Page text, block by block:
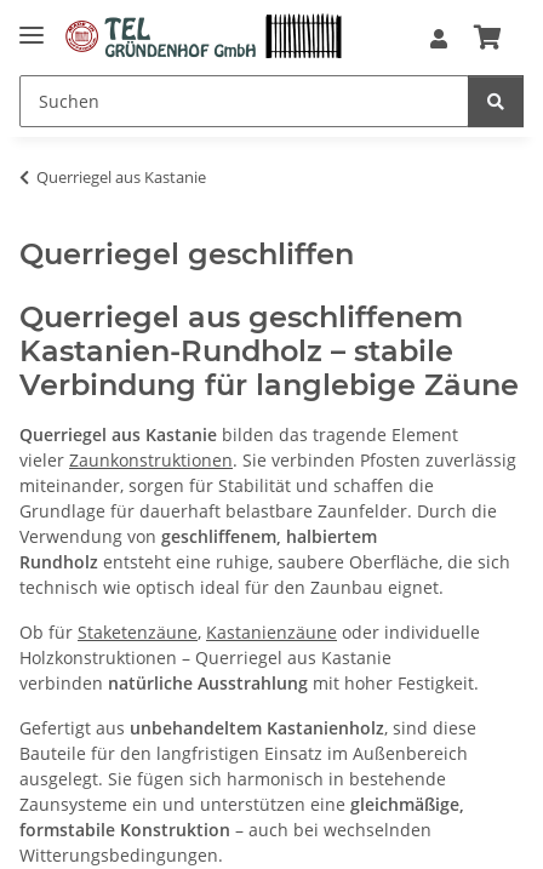
Querriegel aus Kastanie
Querriegel geschliffen
Querriegel aus geschliffenem
Kastanien-Rundholz – stabile
Verbindung für langlebige Zäune
Querriegel aus Kastanie bilden das tragende Element
vieler Zaunkonstruktionen. Sie verbinden Pfosten zuverlässig
miteinander, sorgen für Stabilität und schaffen die
Grundlage für dauerhaft belastbare Zaunfelder. Durch die
Verwendung von geschliffenem, halbiertem
Rundholz entsteht eine ruhige, saubere Oberfläche, die sich
technisch wie optisch ideal für den Zaunbau eignet.
Ob für Staketenzäune, Kastanienzäune oder individuelle
Holzkonstruktionen – Querriegel aus Kastanie
verbinden natürliche Ausstrahlung mit hoher Festigkeit.
Gefertigt aus unbehandeltem Kastanienholz, sind diese
Bauteile für den langfristigen Einsatz im Außenbereich
ausgelegt. Sie fügen sich harmonisch in bestehende
Zaunsysteme ein und unterstützen eine gleichmäßige,
formstabile Konstruktion – auch bei wechselnden
Witterungsbedingungen.